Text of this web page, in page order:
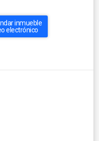
inmueble
electrónico